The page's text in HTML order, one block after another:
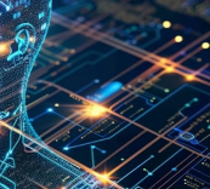
2023 yılında
veri
yüzde
çapta ise bu oran
bu oranın 2030’a
öngörüyor.